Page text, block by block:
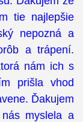
tie najlepšie
nepozná a
a trápení.
nám ich s
prišla vhod
Ďakujem
myslela a